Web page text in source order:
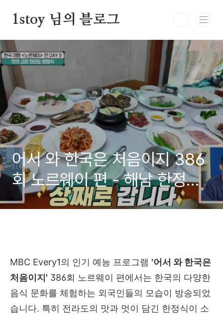
1stoy 님의 블로그
어서 와 한국은 처음이지 386
회 노르웨이 편 - 해남 한정식
맛집 한성정 방문기
MBC Every1의 인기 예능 프로그램 '어서 와 한국은
처음이지' 386회 노르웨이 편에서는 한국의 다양한
음식 문화를 체험하는 외국인들의 모습이 방송되었
습니다. 특히 전라도의 맛과 멋이 담긴 한정식이 소